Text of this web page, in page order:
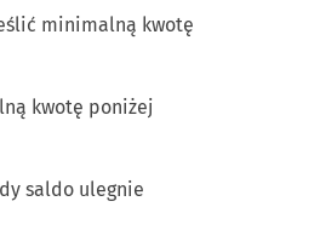
minimalną kwotę
kwotę poniżej
saldo ulegnie